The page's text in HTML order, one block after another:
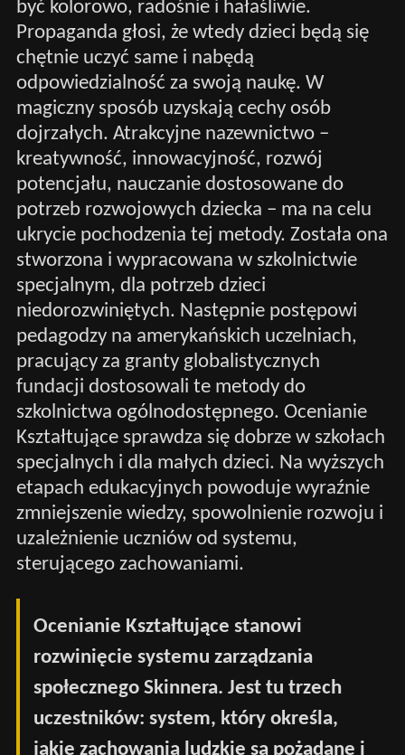
być kolorowo, radośnie i hałaśliwie.
Propaganda głosi, że wtedy dzieci będą się
chętnie uczyć same i nabędą
odpowiedzialność za swoją naukę. W
magiczny sposób uzyskają cechy osób
dojrzałych. Atrakcyjne nazewnictwo –
kreatywność, innowacyjność, rozwój
potencjału, nauczanie dostosowane do
potrzeb rozwojowych dziecka – ma na celu
ukrycie pochodzenia tej metody. Została ona
stworzona i wypracowana w szkolnictwie
specjalnym, dla potrzeb dzieci
niedorozwiniętych. Następnie postępowi
pedagodzy na amerykańskich uczelniach,
pracujący za granty globalistycznych
fundacji dostosowali te metody do
szkolnictwa ogólnodostępnego. Ocenianie
Kształtujące sprawdza się dobrze w szkołach
specjalnych i dla małych dzieci. Na wyższych
etapach edukacyjnych powoduje wyraźnie
zmniejszenie wiedzy, spowolnienie rozwoju i
uzależnienie uczniów od systemu,
sterującego zachowaniami.
Ocenianie Kształtujące stanowi
rozwinięcie systemu zarządzania
społecznego Skinnera. Jest tu trzech
uczestników: system, który określa,
jakie zachowania ludzkie są pożądane i